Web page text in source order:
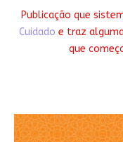
Publicação que
Cuidado e traz
que